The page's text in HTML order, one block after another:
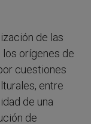
de las
los orígenes de
cuestiones
entre
de una
de